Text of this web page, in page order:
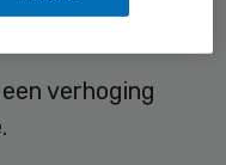
tot korter
verhoging